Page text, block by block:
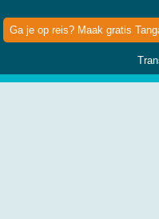
Ga je op reis? Maak gratis